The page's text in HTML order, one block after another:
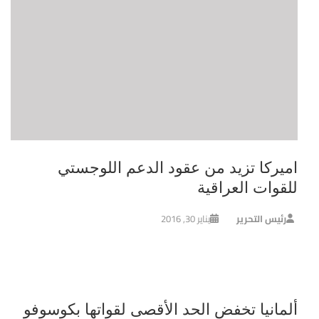
اميركا تزيد من عقود الدعم اللوجستي
للقوات العراقية
رئيس التحرير يناير 30, 2016
ألمانيا تخفض الحد الأقصى لقواتها بكوسوفو